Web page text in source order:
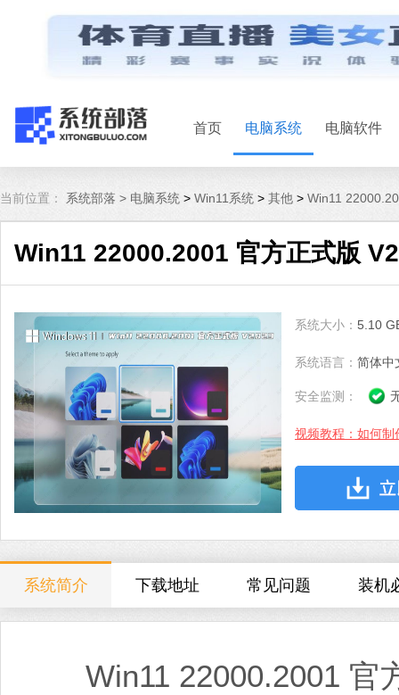
首页 电脑系统 电脑软件
当前位置： 系统部落 > 电脑系统 > Win11系统 > 其他 > Win11
Win11 22000.2001 官方正式版
系统大小： 5.10
系统语言： 简体中
安全监测：
视频教程：如何制
系统简介 下载地址 常见问题 装机
Win11 22000.2001 官